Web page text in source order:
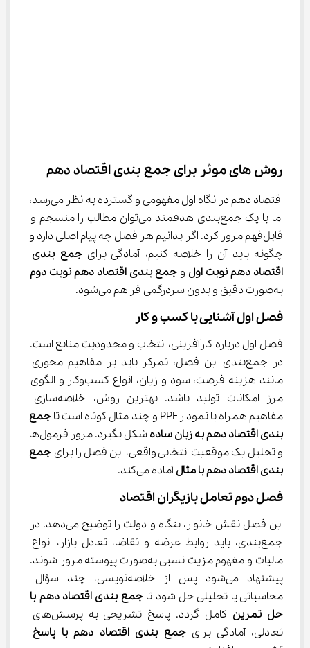
روش ‌های موثر برای جمع بندی اقتصاد دهم
اقتصاد دهم در نگاه اول مفهومی و گسترده به نظر می‌رسد،
اما با یک جمع‌بندی هدفمند می‌توان مطالب را منسجم و
قابل‌فهم مرور کرد. اگر بدانیم هر فصل چه پیام اصلی دارد و
چگونه باید آن را خلاصه کنیم، آمادگی برای جمع بندی
اقتصاد دهم نوبت اول و جمع بندی اقتصاد دهم نوبت دوم
به‌صورت دقیق و بدون سردرگمی فراهم می‌شود.
فصل اول آشنایی با کسب ‌و کار
فصل اول درباره کارآفرینی، انتخاب و محدودیت منابع است.
در جمع‌بندی این فصل، تمرکز باید بر مفاهیم محوری
مانند هزینه فرصت، سود و زیان، انواع کسب‌وکار و الگوی
مرز امکانات تولید باشد. بهترین روش، خلاصه‌سازی
مفاهیم همراه با نمودار PPF و چند مثال کوتاه است تا
جمع
بندی اقتصاد دهم به زبان ساده
شکل بگیرد. مرور فرمول‌ها
و تحلیل یک موقعیت انتخابی واقعی، این فصل را برای جمع
بندی اقتصاد دهم با مثال آماده می‌کند.
فصل دوم تعامل بازیگران اقتصاد
این فصل نقش خانوار، بنگاه و دولت را توضیح می‌دهد. در
جمع‌بندی، باید روابط عرضه و تقاضا، تعادل بازار، انواع
مالیات و مفهوم مزیت نسبی به‌صورت پیوسته مرور شوند.
پیشنهاد می‌شود پس از خلاصه‌نویسی، چند سؤال
محاسباتی یا تحلیلی حل شود تا جمع بندی اقتصاد دهم با
حل تمرین
کامل گردد. پاسخ تشریحی به پرسش‌های
تعادلی، آمادگی برای جمع بندی اقتصاد دهم با پاسخ